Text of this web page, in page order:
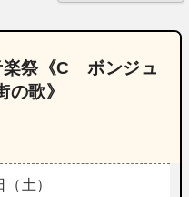
祭《C ボンジュ
歌》
土）